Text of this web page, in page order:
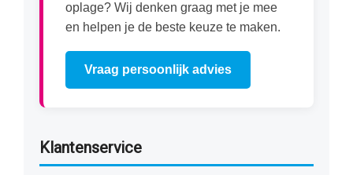
oplage? Wij denken graag met je mee
en helpen je de beste keuze te maken.
Vraag persoonlijk advies
Klantenservice